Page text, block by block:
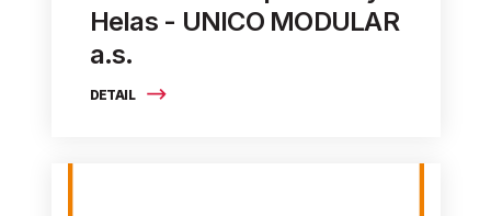
DETAIL
Helas - UNICO MODULAR
a.s.